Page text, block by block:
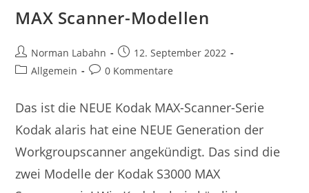
MAX Scanner-Modellen
Norman Labahn
12. September 2022
Allgemein
0 Kommentare
Das ist die NEUE Kodak MAX-Scanner-Serie
Kodak alaris hat eine NEUE Generation der
Workgroupscanner angekündigt. Das sind die
zwei Modelle der Kodak S3000 MAX